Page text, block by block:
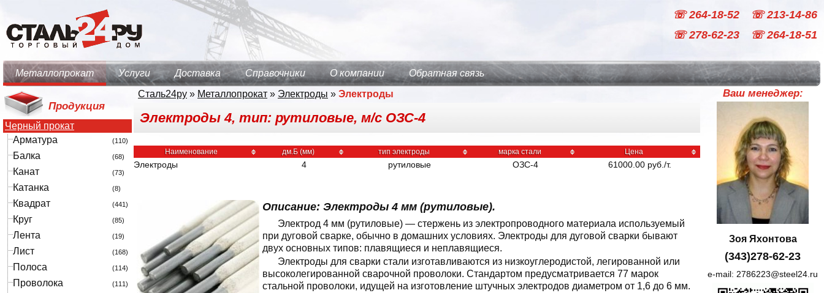
☏ 264-18-52
☏ 213-14-86
☏ 278-62-23
☏ 264-18-51
Металлопрокат Услуги Доставка Справочники О компании Обратная связь
Продукция
Черный прокат
Арматура
(110)
Балка (68)
Канат (73)
Катанка (8)
Квадрат (441)
Круг (85)
Лента (19)
Лист (168)
Полоса (114)
Проволока (111)
Сталь24ру » Металлопрокат » Электроды » Электроды
Электроды 4, тип: рутиловые, м/с ОЗС-4
Наименование дм.Б (мм) тип электроды марка стали Цена
Электроды 4 рутиловые ОЗС-4 61000.00 руб./т.
Описание: Электроды 4 мм (рутиловые).
Электрод 4 мм (рутиловые) — стержень из электропроводного материала используемый
при дуговой сварке, обычно в домашних условиях. Электроды для дуговой сварки бывают
двух основных типов: плавящиеся и неплавящиеся.
Электроды для сварки стали изготавливаются из низкоуглеродистой, легированной или
высоколегированной сварочной проволоки. Стандартом предусматривается 77 марок
стальной проволоки, идущей на изготовление штучных электродов диаметром от 1,6 до 6 мм.
Ваш менеджер:
Зоя Яхонтова
(343)278-62-23
e-mail: 2786223@steel24.ru